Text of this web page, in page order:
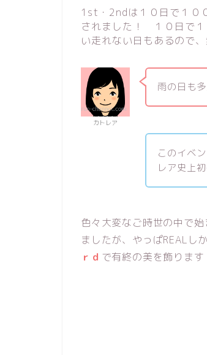
1st・2ndは１０日で１０
されました！ １０日で１
い走れない日もあるので
カトレア
雨の日も
このイベ
レア史上
色々大変なご時世の中で
ましたが、やっぱREALし
ｒｄ で有終の美を飾ります